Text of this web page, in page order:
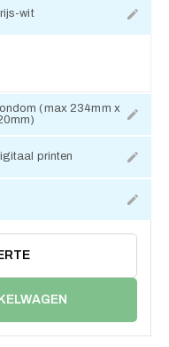
wit
(max 234mm x
printen